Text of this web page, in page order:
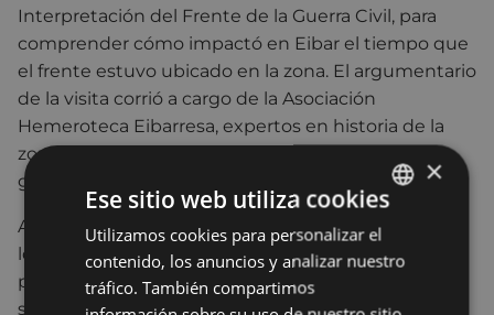
Interpretación del Frente de la Guerra Civil, para
comprender cómo impactó en Eibar el tiempo que
el frente estuvo ubicado en la zona. El argumentario
de la visita corrió a cargo de la Asociación
Hemeroteca Eibarresa, expertos en historia de la
zona, y Nerea Alustiza desempeñó las labores de
guía.
Al hacer balance de esta experiencia piloto, tanto
los/as organizadores/as como las propias personas
participantes han expresado un nivel de
satisfacción muy alto, por lo que desde el
BASQUE
SPANISH
×
Ese sitio web utiliza cookies
Utilizamos cookies para personalizar el
contenido, los anuncios y analizar nuestro
tráfico. También compartimos